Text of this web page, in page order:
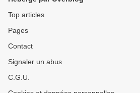
Top articles
Pages
Contact
Signaler un abus
C.G.U.